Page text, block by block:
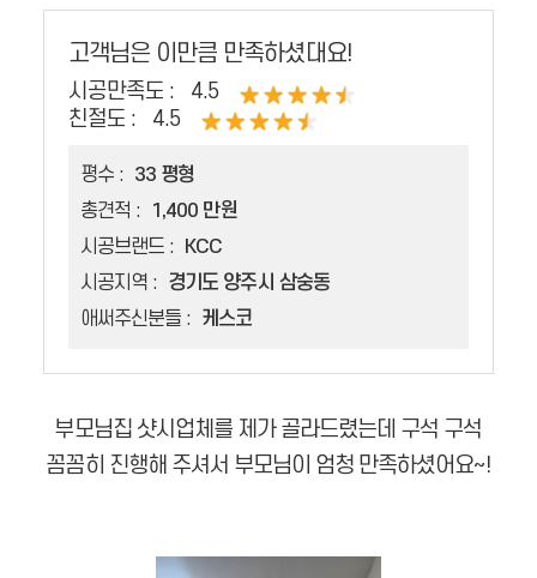
고객님은 이만큼 만족하셨대요!
시공만족도 :
4.5
친절도 :
4.5
평수 :
33 평형
총견적 :
1,400 만원
시공브랜드 :
KCC
시공지역 :
경기도 양주시 삼숭동
애써주신분들 :
케스코
부모님집 샷시업체를 제가 골라드렸는데 구석 구석
꼼꼼히 진행해 주셔서 부모님이 엄청 만족하셨어요~!